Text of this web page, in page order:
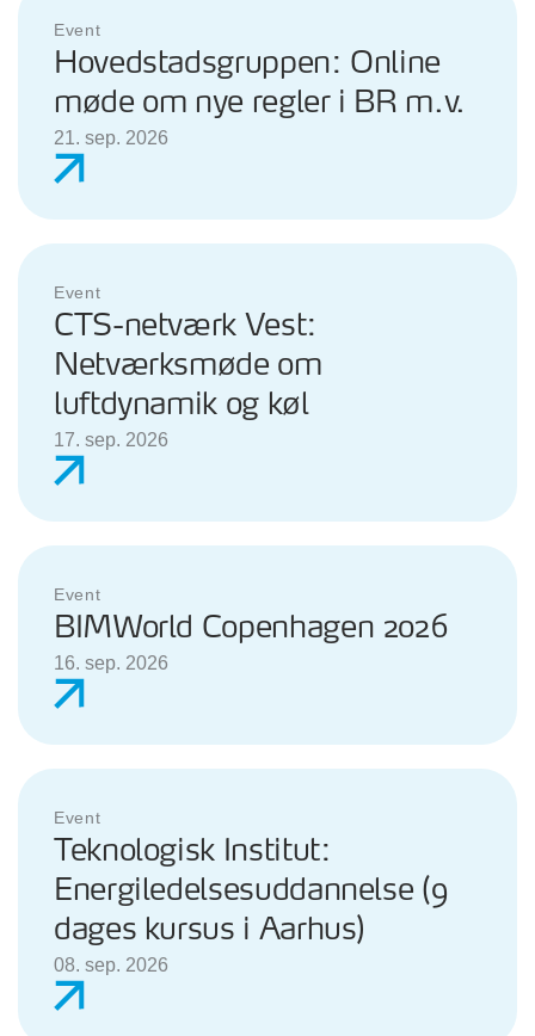
Event
Hovedstadsgruppen: Online
møde om nye regler i BR m.v.
21. sep. 2026
Event
CTS-netværk Vest:
Netværksmøde om
luftdynamik og køl
17. sep. 2026
Event
BIMWorld Copenhagen 2026
16. sep. 2026
Event
Teknologisk Institut:
Energiledelsesuddannelse (9
dages kursus i Aarhus)
08. sep. 2026